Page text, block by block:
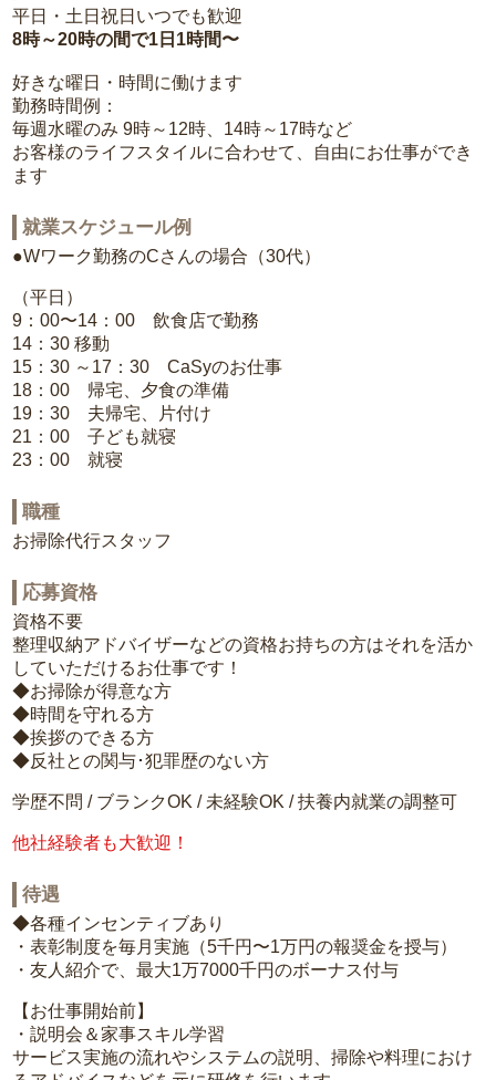
平日・土日祝日いつでも歓迎
8時～20時の間で1日1時間〜
好きな曜日・時間に働けます
勤務時間例：
毎週水曜のみ 9時～12時、14時～17時など
お客様のライフスタイルに合わせて、自由にお仕事ができ
ます
就業スケジュール例
●Wワーク勤務のCさんの場合（30代）
（平日）
9：00〜14：00 飲食店で勤務
14：30 移動
15：30 ～17：30 CaSyのお仕事
18：00 帰宅、夕食の準備
19：30 夫帰宅、片付け
21：00 子ども就寝
23：00 就寝
職種
お掃除代行スタッフ
応募資格
資格不要
整理収納アドバイザーなどの資格お持ちの方はそれを活か
していただけるお仕事です！
◆お掃除が得意な方
◆時間を守れる方
◆挨拶のできる方
◆反社との関与･犯罪歴のない方
学歴不問 / ブランクOK / 未経験OK / 扶養内就業の調整可
他社経験者も大歓迎！
待遇
◆各種インセンティブあり
・表彰制度を毎月実施（5千円〜1万円の報奨金を授与）
・友人紹介で、最大1万7000千円のボーナス付与
【お仕事開始前】
・説明会＆家事スキル学習
サービス実施の流れやシステムの説明、掃除や料理におけ